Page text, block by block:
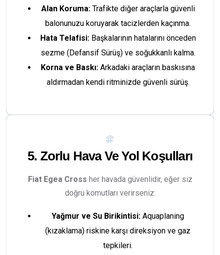
Alan Koruma:Trafikte diğer araçlarla güvenli
balonunuzu koruyarak tacizlerden kaçınma.
Hata Telafisi:Başkalarının hatalarını önceden
sezme (Defansif Sürüş) ve soğukkanlı kalma.
Korna ve Baskı: Arkadaki araçların baskısına
aldırmadan kendi ritminizde güvenli sürüş.
5. Zorlu Hava Ve Yol Koşulları
Fiat Egea Cross her havada güvenlidir, eğer siz
doğru komutları verirseniz:
Yağmur ve Su Birikintisi: Aquaplaning
(kızaklama) riskine karşı direksiyon ve gaz
tepkileri.